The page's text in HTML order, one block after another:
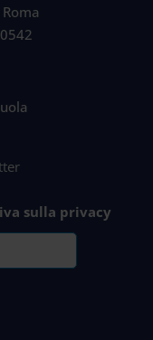
sulla privacy